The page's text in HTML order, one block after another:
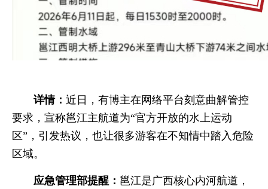
详情： 近日，有博主在网络平台刻意曲解管控
要求，宣称邕江主航道为“官方开放的水上运动
区”，引发热议，也让很多游客在不知情中踏入危险
区域。
应急管理部提醒： 邕江是广西核心内河航道，